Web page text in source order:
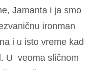
Jamanta i ja smo
ironman
i u isto vreme kad
U veoma sličnom